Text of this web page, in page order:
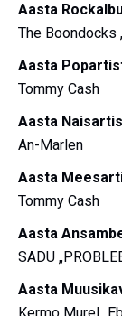
Aasta
The Boondocks
Aasta
Tommy Cash
Aasta
An-Marlen
Aasta
Tommy Cash
Aasta
SADU
Aasta